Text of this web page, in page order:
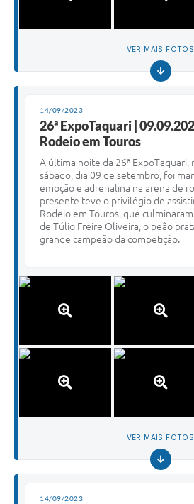
VER MAIS FOTOS
14/09/2023
26ª ExpoTaquari |
Rodeio em Touros
A última noite da 26ª
sábado, dia 09 de setembro, foi
emoção e adrenalina na arena de
presente teve o privilégio de
Rodeio em Touros, que
de Túlio Freire Oliveira, o peão
grande campeão da competição.
VER MAIS FOTOS
14/09/2023